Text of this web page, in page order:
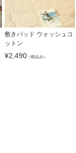
敷きパッド ウォッシュコ
ットン
¥2,490（税込み）